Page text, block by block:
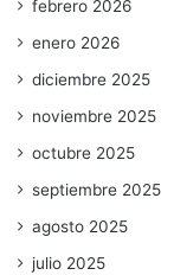
febrero 2026
enero 2026
diciembre 2025
noviembre 2025
octubre 2025
septiembre 2025
agosto 2025
julio 2025